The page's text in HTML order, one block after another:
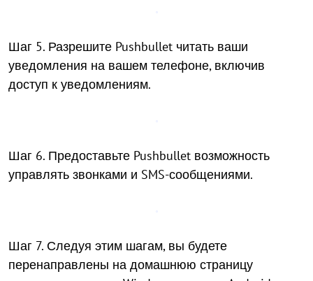
Шаг 5. Разрешите Pushbullet читать ваши
уведомления на вашем телефоне, включив
доступ к уведомлениям.
Шаг 6. Предоставьте Pushbullet возможность
управлять звонками и SMS-сообщениями.
Шаг 7. Следуя этим шагам, вы будете
перенаправлены на домашнюю страницу